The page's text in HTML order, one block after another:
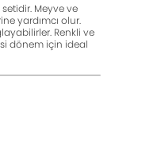
Meyve ve
yardımcı olur.
Renkli ve
dönem için ideal